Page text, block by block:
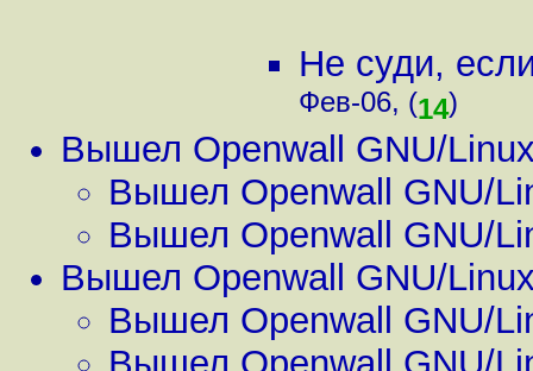
Не суди,
Фев-06, (14)
Вышел Openwall GNU/
Вышел Openwall GNU/
Вышел Openwall GNU/
Вышел Openwall GNU/
Вышел Openwall GNU/